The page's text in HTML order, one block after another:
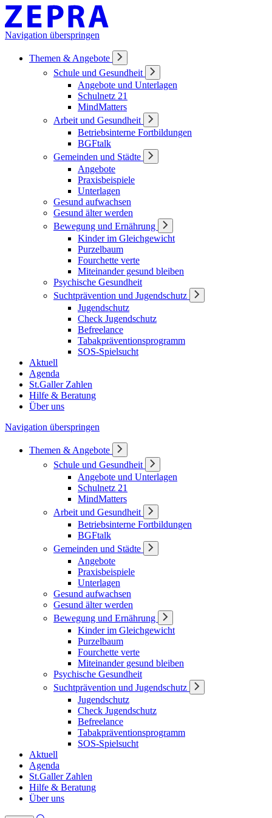
Navigation überspringen
Themen & Angebote
Schule und Gesundheit
Angebote und Unterlagen
Schulnetz 21
MindMatters
Arbeit und Gesundheit
Betriebsinterne Fortbildungen
BGFtalk
Gemeinden und Städte
Angebote
Praxisbeispiele
Unterlagen
Gesund aufwachsen
Gesund älter werden
Bewegung und Ernährung
Kinder im Gleichgewicht
Purzelbaum
Fourchette verte
Miteinander gesund bleiben
Psychische Gesundheit
Suchtprävention und Jugendschutz
Jugendschutz
Check Jugendschutz
Befreelance
Tabakpräventionsprogramm
SOS-Spielsucht
Aktuell
Agenda
St.Galler Zahlen
Hilfe & Beratung
Über uns
Navigation überspringen
Themen & Angebote
Schule und Gesundheit
Angebote und Unterlagen
Schulnetz 21
MindMatters
Arbeit und Gesundheit
Betriebsinterne Fortbildungen
BGFtalk
Gemeinden und Städte
Angebote
Praxisbeispiele
Unterlagen
Gesund aufwachsen
Gesund älter werden
Bewegung und Ernährung
Kinder im Gleichgewicht
Purzelbaum
Fourchette verte
Miteinander gesund bleiben
Psychische Gesundheit
Suchtprävention und Jugendschutz
Jugendschutz
Check Jugendschutz
Befreelance
Tabakpräventionsprogramm
SOS-Spielsucht
Aktuell
Agenda
St.Galler Zahlen
Hilfe & Beratung
Über uns